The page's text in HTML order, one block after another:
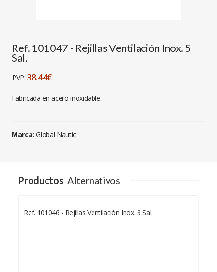
Ref. 101047 - Rejillas Ventilación Inox. 5
Sal.
PVP: 38.44€
Fabricada en acero inoxidable.
Marca:Global Nautic
Productos Alternativos
Ref. 101046 - Rejillas Ventilación Inox. 3 Sal.